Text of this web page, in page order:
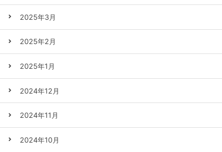
2025年3月
2025年2月
2025年1月
2024年12月
2024年11月
2024年10月